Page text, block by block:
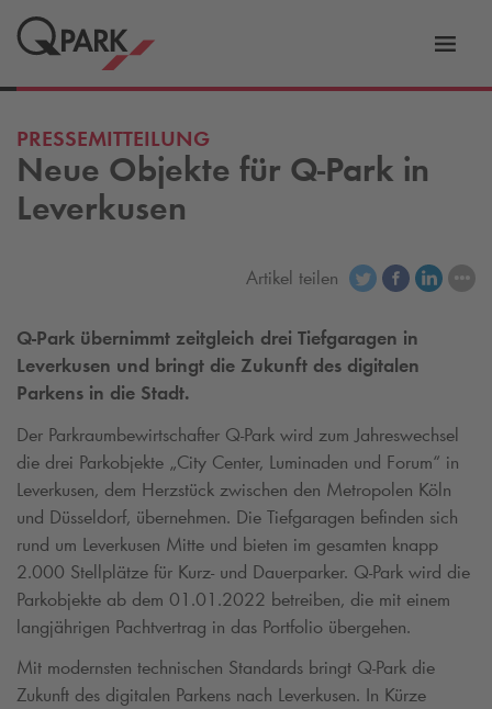
Zur
PRESSEMITTEILUNG
Neue Objekte für Q-Park in
Leverkusen
Artikel teilen
Q-Park übernimmt zeitgleich drei Tiefgaragen in
Leverkusen und bringt die Zukunft des digitalen
Parkens in die Stadt.
Der Parkraumbewirtschafter Q-Park wird zum Jahreswechsel
die drei Parkobjekte „City Center, Luminaden und Forum“ in
Leverkusen, dem Herzstück zwischen den Metropolen Köln
und Düsseldorf, übernehmen. Die Tiefgaragen befinden sich
rund um Leverkusen Mitte und bieten im gesamten knapp
2.000 Stellplätze für Kurz- und Dauerparker. Q-Park wird die
Parkobjekte ab dem 01.01.2022 betreiben, die mit einem
langjährigen Pachtvertrag in das Portfolio übergehen.
Mit modernsten technischen Standards bringt Q-Park die
Zukunft des digitalen Parkens nach Leverkusen. In Kürze